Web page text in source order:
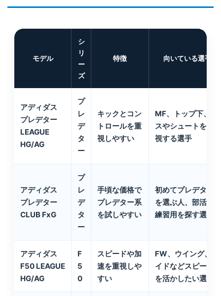
モデル
シ
リ
ー
ズ
特徴 向いている選手
アディダス
プレデター
LEAGUE
HG/AG
プ
レ
デ
タ
ー
キックとコン
トロールを重
視しやすい
MF、トップ下、パ
スやシュートを重
視する選手
アディダス
プレデター
CLUB FxG
プ
レ
デ
タ
ー
手頃な価格で
プレデター系
を試しやすい
初めてプレデター
を選ぶ人、部活の
練習用を探す選手
アディダス
F50 LEAGUE
HG/AG
F
5
0
スピードや加
速を重視しや
すい
FW、ウイング、サ
イドなどスピード
を活かしたい選手